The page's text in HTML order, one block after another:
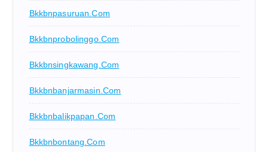
Bkkbnpasuruan.com
Bkkbnprobolinggo.com
Bkkbnsingkawang.com
Bkkbnbanjarmasin.com
Bkkbnbalikpapan.com
Bkkbnbontang.com